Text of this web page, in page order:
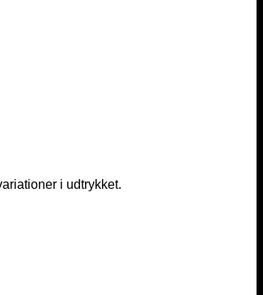
i udtrykket.